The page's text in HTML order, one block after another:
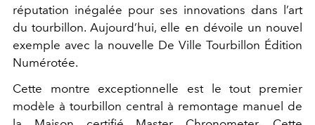
réputation inégalée pour ses innovations dans l’art
du tourbillon. Aujourd’hui, elle en dévoile un nouvel
exemple avec la nouvelle De Ville Tourbillon Édition
Numérotée.
Cette montre exceptionnelle est le tout premier
modèle à tourbillon central à remontage manuel de